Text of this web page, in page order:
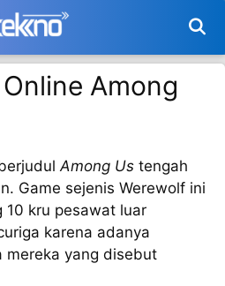
Among
Among Us tengah
Game sejenis Werewolf ini
10 kru pesawat luar
karena adanya
mereka yang disebut